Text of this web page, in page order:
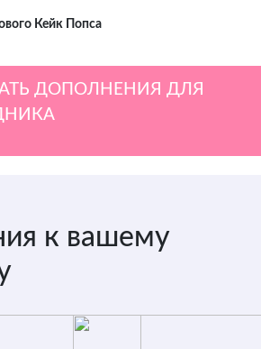
Кейк Попса
ДОПОЛНЕНИЯ ДЛЯ
к вашему